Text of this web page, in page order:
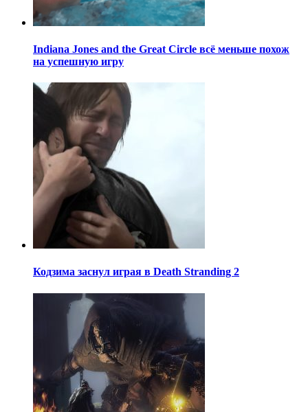
Indiana Jones and the Great Circle всё меньше похож
на успешную игру
Кодзима заснул играя в Death Stranding 2